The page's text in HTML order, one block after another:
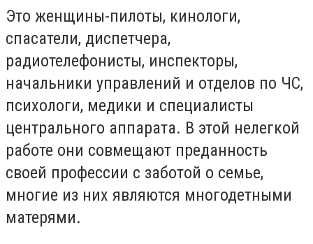
Это женщины-пилоты, кинологи,
спасатели, диспетчера,
радиотелефонисты, инспекторы,
начальники управлений и отделов по ЧС,
психологи, медики и специалисты
центрального аппарата. В этой нелегкой
работе они совмещают преданность
своей профессии с заботой о семье,
многие из них являются многодетными
матерями.